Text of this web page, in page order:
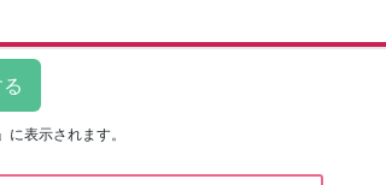
」に表示されます。